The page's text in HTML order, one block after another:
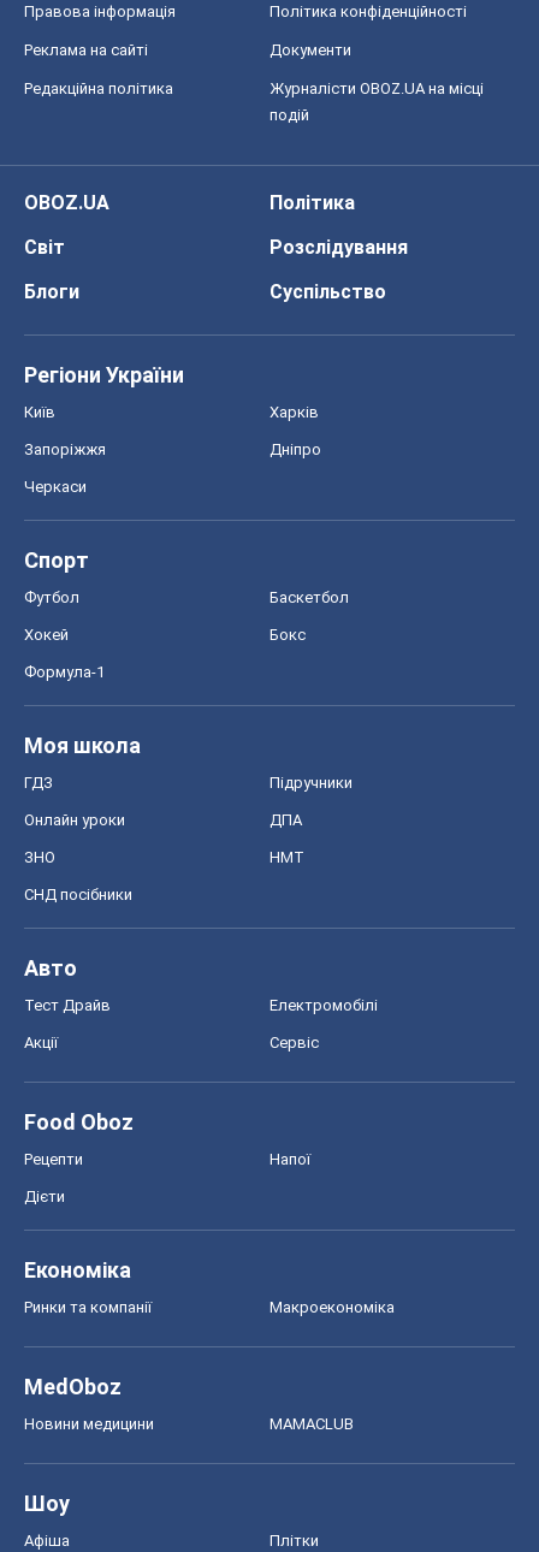
Правова інформація Політика конфіденційності
Реклама на сайті Документи
Редакційна політика
Журналісти OBOZ.UA на місці
подій
OBOZ.UA
Політика
Світ
Розслідування
Блоги
Суспільство
Регіони України
Київ Харків
Запоріжжя Дніпро
Черкаси
Спорт
Футбол Баскетбол
Хокей Бокс
Формула-1
Моя школа
ГДЗ Підручники
Онлайн уроки ДПА
ЗНО НМТ
СНД посібники
Авто
Тест Драйв Електромобілі
Акції Сервіс
Food Oboz
Рецепти Напої
Дієти
Економіка
Ринки та компанії Макроекономіка
MedOboz
Новини медицини MAMACLUB
Шоу
Афіша Плітки